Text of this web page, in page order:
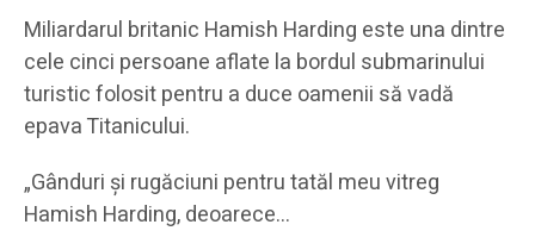
Miliardarul britanic Hamish Harding este una dintre
cele cinci persoane aflate la bordul submarinului
turistic folosit pentru a duce oamenii să vadă
epava Titanicului.
„Gânduri și rugăciuni pentru tatăl meu vitreg
Hamish Harding, deoarece…